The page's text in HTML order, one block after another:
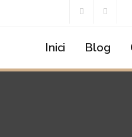
Inici Blog